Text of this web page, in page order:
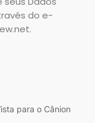
do e-
para o Cânion